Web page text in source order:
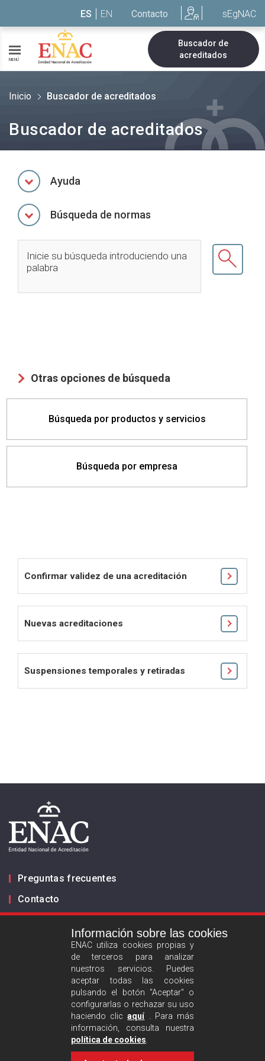
ES EN Contacto sEgNAC
MENÚ
Buscador de
acreditados
Inicio Buscador de acreditados
Buscador de acreditados
Ayuda
Búsqueda de normas
Inicie su búsqueda introduciendo una
palabra
Otras opciones de búsqueda
Búsqueda por productos y servicios
Búsqueda por empresa
Confirmar validez de una acreditación
Nuevas acreditaciones
Suspensiones temporales y retiradas
Preguntas frecuentes
Contacto
Política de privacidad
Política de cookies
Información sobre las cookies
ENAC utiliza cookies propias y
de terceros para analizar
nuestros servicios. Puedes
aceptar todas las cookies
pulsando el botón "Aceptar" o
configurarlas o rechazar su uso
haciendo clicaquí. Para más
información, consulta nuestra
política de cookies